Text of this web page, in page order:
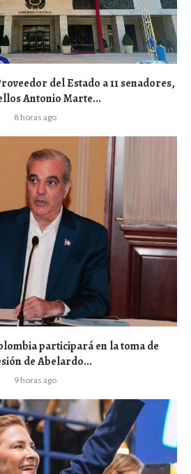
del Estado a 11 senadores,
Antonio Marte...
8 horas ago
participará en la toma de
de Abelardo...
9 horas ago